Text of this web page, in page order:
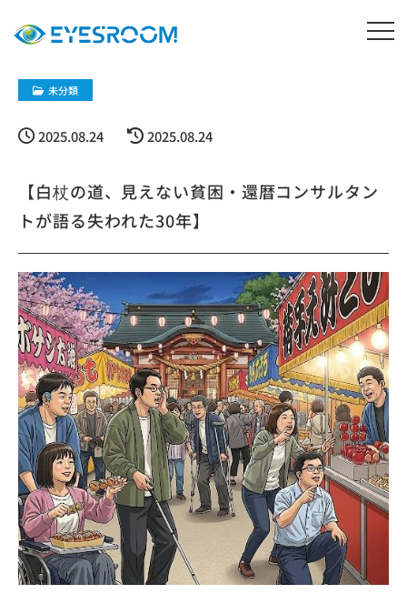
未分類
2025.08.24 2025.08.24
【白杖の道、見えない貧困・還暦コンサルタン
トが語る失われた30年】